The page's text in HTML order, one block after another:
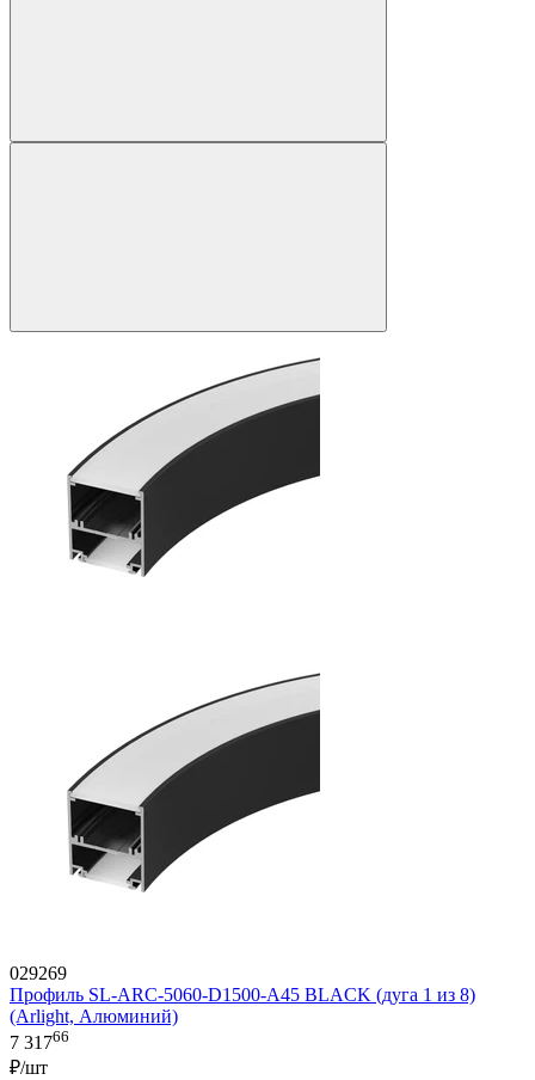
029269
Профиль SL-ARC-5060-D1500-A45 BLACK (дуга 1 из 8)
(Arlight, Алюминий)
7 31766
₽/шт